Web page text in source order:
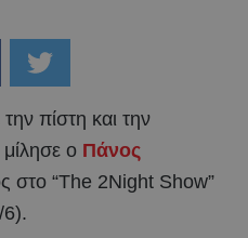
πίστη και την
ο Πάνος
στο “The 2Night Show”
6).